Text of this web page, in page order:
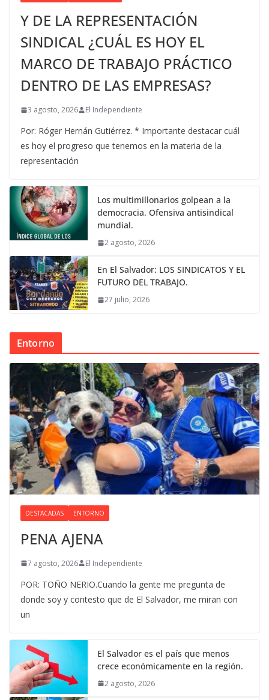
Y DE LA REPRESENTACIÓN
SINDICAL ¿CUÁL ES HOY EL
MARCO DE TRABAJO PRÁCTICO
DENTRO DE LAS EMPRESAS?
3 agosto, 2026 El Independiente
Por: Róger Hernán Gutiérrez. * Importante destacar cuál
es hoy el progreso que tenemos en la materia de la
representación
Los multimillonarios golpean a la
democracia. Ofensiva antisindical
mundial.
2 agosto, 2026
En El Salvador: LOS SINDICATOS Y EL
FUTURO DEL TRABAJO.
27 julio, 2026
Entorno
DESTACADAS ENTORNO
PENA AJENA
7 agosto, 2026 El Independiente
POR: TOÑO NERIO.Cuando la gente me pregunta de
donde soy y contesto que de El Salvador, me miran con
un
El Salvador es el país que menos
crece económicamente en la región.
2 agosto, 2026